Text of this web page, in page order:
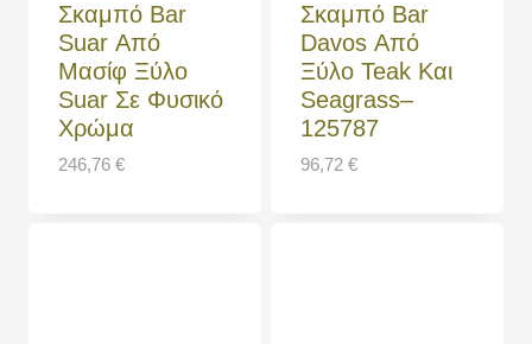
Σκαμπό Bar
Suar Από
Μασίφ Ξύλο
Suar Σε Φυσικό
Χρώμα
246,76 €
Σκαμπό Bar
Davos Από
Ξύλο Teak Και
Seagrass–
125787
96,72 €